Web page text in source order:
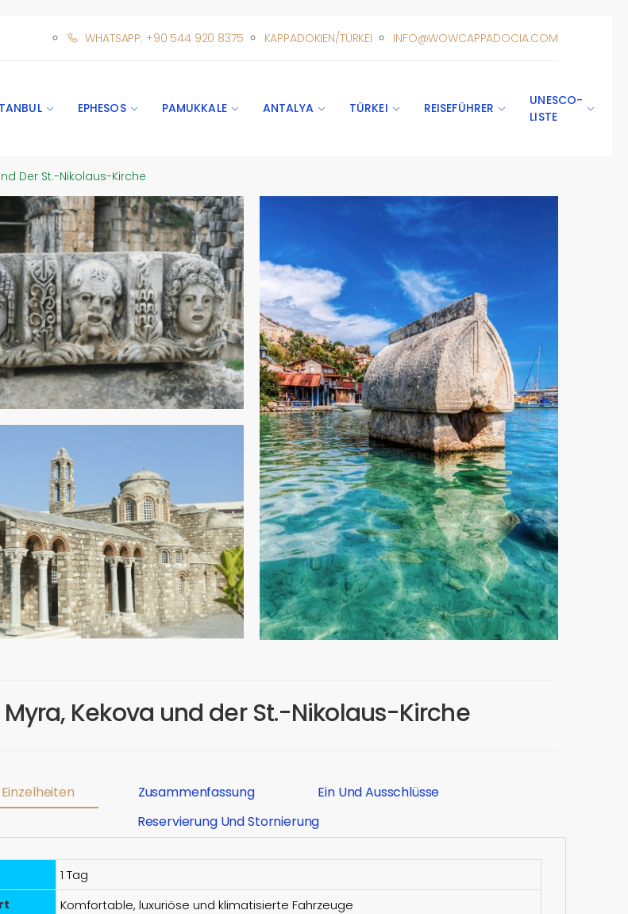
WHATSAPP: +90 544 920 8375 KAPPADOKIEN/TÜRKEI INFO@WOWCAPPADOCIA.COM
EPHESOS PAMUKKALE ANTALYA TÜRKEI REISEFÜHRER
UNESCO-
LISTE
Der St.-Nikolaus-Kirche
Kekova und der St.-Nikolaus-Kirche
Einzelheiten Zusammenfassung
Ein Und Ausschlüsse
Reservierung Und Stornierung
1 Tag
Komfortable, luxuriöse und klimatisierte Fahrzeuge